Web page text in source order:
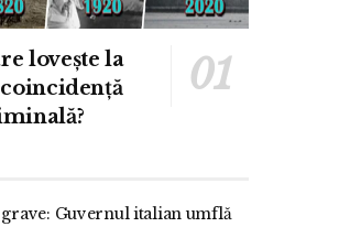
lovește la
Guvernul italian umflă